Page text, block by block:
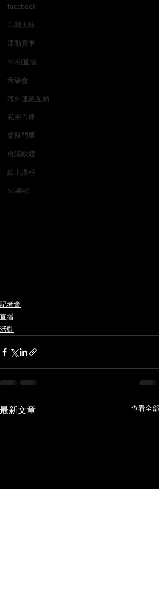
facebook
高爾夫球
運動賽事
4G包直播
音樂會
海外連線互動
私密直播
虛擬門票
會議軟體
線上課程
5G專網
記者會
直播
活動
最新文章 查看全部